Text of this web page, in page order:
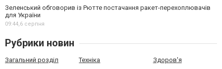
Зеленський обговорив із Рютте постачання ракет-перехоплювачів
для України
09:44,6 серпня
Рубрики новин
Загальний розділ Техніка Здоров'я